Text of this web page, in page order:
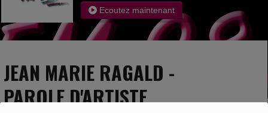
Ecoutez maintenant
JEAN MARIE RAGALD -
PAROLE D'ARTISTE